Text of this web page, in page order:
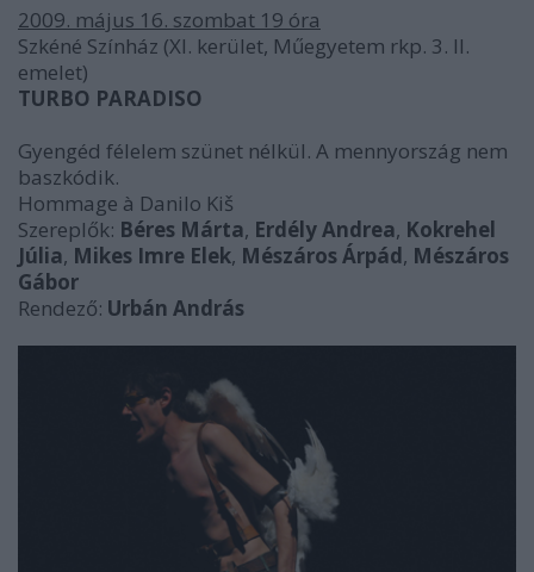
2009. május 16. szombat 19 óra
Szkéné Színház (XI. kerület, Műegyetem rkp. 3. II.
emelet)
TURBO PARADISO
Gyengéd félelem szünet nélkül. A mennyország nem
baszkódik.
Hommage à Danilo Kiš
Szereplők: Béres Márta, Erdély Andrea, Kokrehel
Júlia, Mikes Imre Elek, Mészáros Árpád, Mészáros
Gábor
Rendező: Urbán András